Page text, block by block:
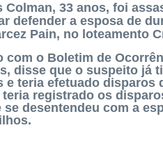
33 anos, foi
defender a esposa de
Pain, no loteamento
com o Boletim de
disse que o suspeito já
e teria efetuado disparos
registrado os
se desentendeu com a